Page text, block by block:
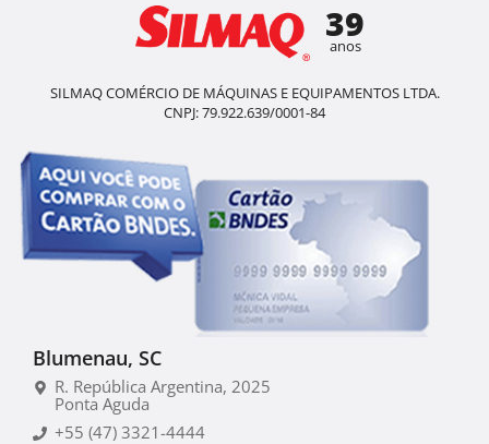
39
anos
SILMAQ COMÉRCIO DE MÁQUINAS E EQUIPAMENTOS LTDA.
CNPJ: 79.922.639/0001-84
Blumenau, SC
R. República Argentina, 2025
Ponta Aguda
+55 (47) 3321-4444